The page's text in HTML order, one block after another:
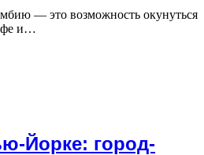
— это возможность окунуться
и…
Йорке: город-